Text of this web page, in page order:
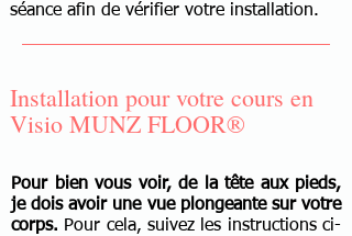
séance afin de vérifier votre installation.
Installation pour votre cours en
Visio MUNZ FLOOR®
Pour bien vous voir, de la tête aux pieds,
je dois avoir une vue plongeante sur votre
corps. Pour cela, suivez les instructions ci-